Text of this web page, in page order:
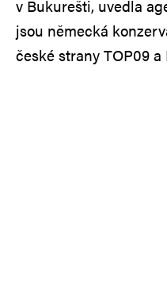
v Bukurešti, uvedla
jsou německá
české strany TOP09 a